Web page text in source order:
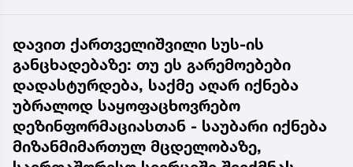
დავით ქართველიშვილი სუს-ის
განცხადებაზე: თუ ეს გარემოებები
დადასტურდება, საქმე აღარ იქნება
უბრალოდ საყოფაცხოვრებო
დეზინფორმაციასთან - საუბარი იქნება
მიზანმიმართულ მცდელობაზე,